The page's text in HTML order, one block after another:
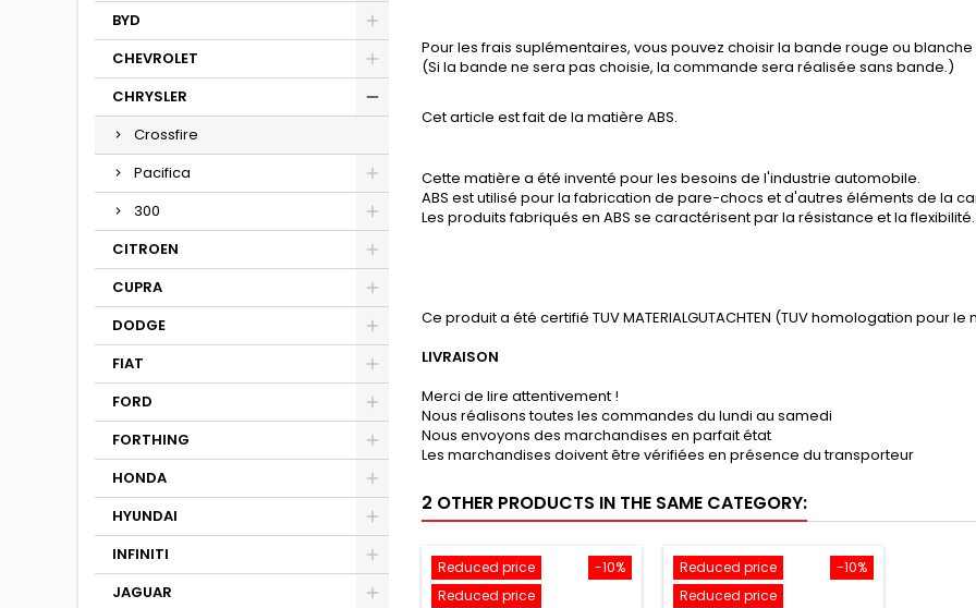
BYD
CHEVROLET
CHRYSLER
Crossfire
Pacifica
300
CITROEN
CUPRA
DODGE
FIAT
FORD
FORTHING
HONDA
HYUNDAI
INFINITI
JAGUAR
Pour les frais suplémentaires, vous pouvez choisir la bande rouge ou
(Si la bande ne sera pas choisie, la commande sera réalisée sans bande.)
Cet article est fait de la matière ABS.
Cette matière a été inventé pour les besoins de l'industrie automobile.
ABS est utilisé pour la fabrication de pare-chocs et d'autres éléments de la
Les produits fabriqués en ABS se caractérisent par la résistance et la flexibilité.
Ce produit a été certifié TUV MATERIALGUTACHTEN (TUV homologation pour
LIVRAISON
Merci de lire attentivement !
Nous réalisons toutes les commandes du lundi au samedi
Nous envoyons des marchandises en parfait état
Les marchandises doivent être vérifiées en présence du transporteur
2 OTHER PRODUCTS IN THE SAME CATEGORY:
-10%
Reduced price
Reduced price
-10%
Reduced price
Reduced price